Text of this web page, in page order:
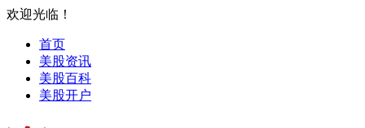
欢迎光临！
首页
美股资讯
美股百科
美股开户